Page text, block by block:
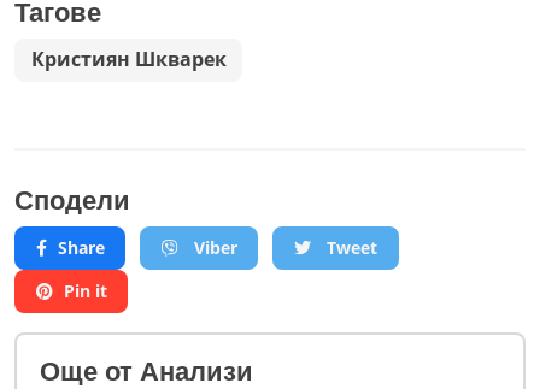
Тагове
Кристиян Шкварек
Сподели
Share Viber
Tweet
Pin it
Oще от Анализи